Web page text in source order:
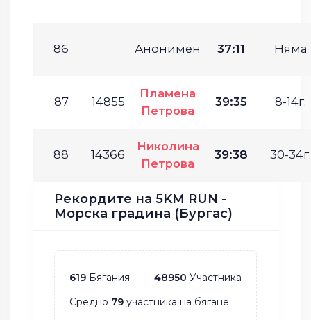
86 Анонимен 37:11 Няма
87 14855
Пламена
Петрова
39:35 8-14г.
88 14366
Николина
Петрова
39:38 30-34г.
Рекордите на 5KM RUN -
Морска градина (Бургас)
619 Бягания 48950 Участника
Средно 79 участника на бягане